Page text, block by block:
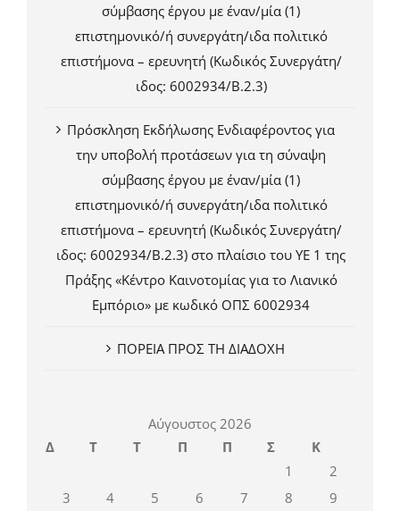
σύμβασης έργου με έναν/μία (1)
επιστημονικό/ή συνεργάτη/ιδα πολιτικό
επιστήμονα – ερευνητή (Κωδικός Συνεργάτη/
ιδος: 6002934/Β.2.3)
Πρόσκληση Εκδήλωσης Ενδιαφέροντος για
την υποβολή προτάσεων για τη σύναψη
σύμβασης έργου με έναν/μία (1)
επιστημονικό/ή συνεργάτη/ιδα πολιτικό
επιστήμονα – ερευνητή (Κωδικός Συνεργάτη/
ιδος: 6002934/Β.2.3) στο πλαίσιο του ΥΕ 1 της
Πράξης «Κέντρο Καινοτομίας για το Λιανικό
Εμπόριο» με κωδικό ΟΠΣ 6002934
ΠΟΡΕΙΑ ΠΡΟΣ ΤΗ ΔΙΑΔΟΧΗ
Αύγουστος 2026
Δ
Τ Τ Π Π Σ
Κ
1
2
3
4 5 6 7 8
9